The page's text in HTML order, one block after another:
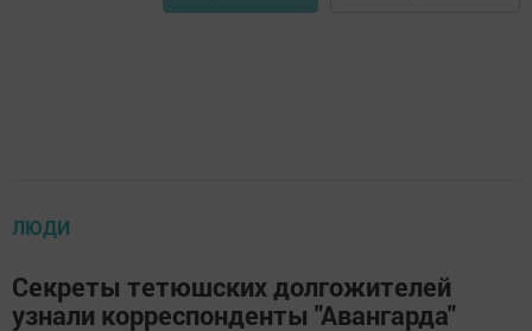
ЛЮДИ
Секреты тетюшских долгожителей
узнали корреспонденты "Авангарда"